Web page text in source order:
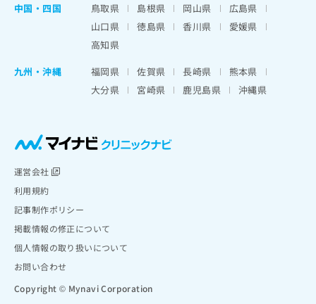
中国・四国
鳥取県 島根県 岡山県
広島県
山口県
徳島県 香川県
愛媛県
高知県
九州・沖縄
福岡県 佐賀県 長崎県
熊本県
大分県
宮崎県 鹿児島県 沖縄県
運営会社
利用規約
記事制作ポリシー
掲載情報の修正について
個人情報の取り扱いについて
お問い合わせ
Copyright © Mynavi Corporation